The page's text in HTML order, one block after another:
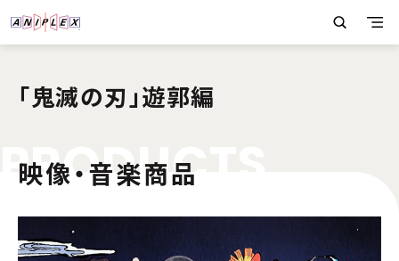
「鬼滅の刃」遊郭編
PRODUC
映像・音楽商品